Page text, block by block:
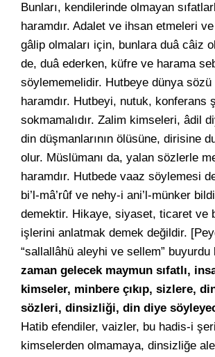
Bunları, kendilerinde olmayan
haramdır. Adalet ve ihsan etmeleri
gâlip olmaları için, bunlara duâ câiz
de, duâ ederken, küfre ve harama
söylememelidir. Hutbeye dünya sözü
haramdır. Hutbeyi, nutuk, konferans
sokmamalıdır. Zalim kimseleri, âdil
din düşmanlarının ölüsüne, dirisine
olur. Müslümanı da, yalan sözlerle
haramdır. Hutbede vaaz söylemesi
bi’l-mâ’rûf ve nehy-i ani’l-münker
demektir. Hikaye, siyaset, ticaret ve
işlerini anlatmak demek değildir.
“sallallâhü aleyhi ve sellem” buyurdu
zaman gelecek maymun sıfatlı,
kimseler, minbere çıkıp, sizlere,
sözleri, dinsizliği, din diye
Hatib efendiler, vaizler, bu hadis-i
kimselerden olmamaya, dinsizliğe